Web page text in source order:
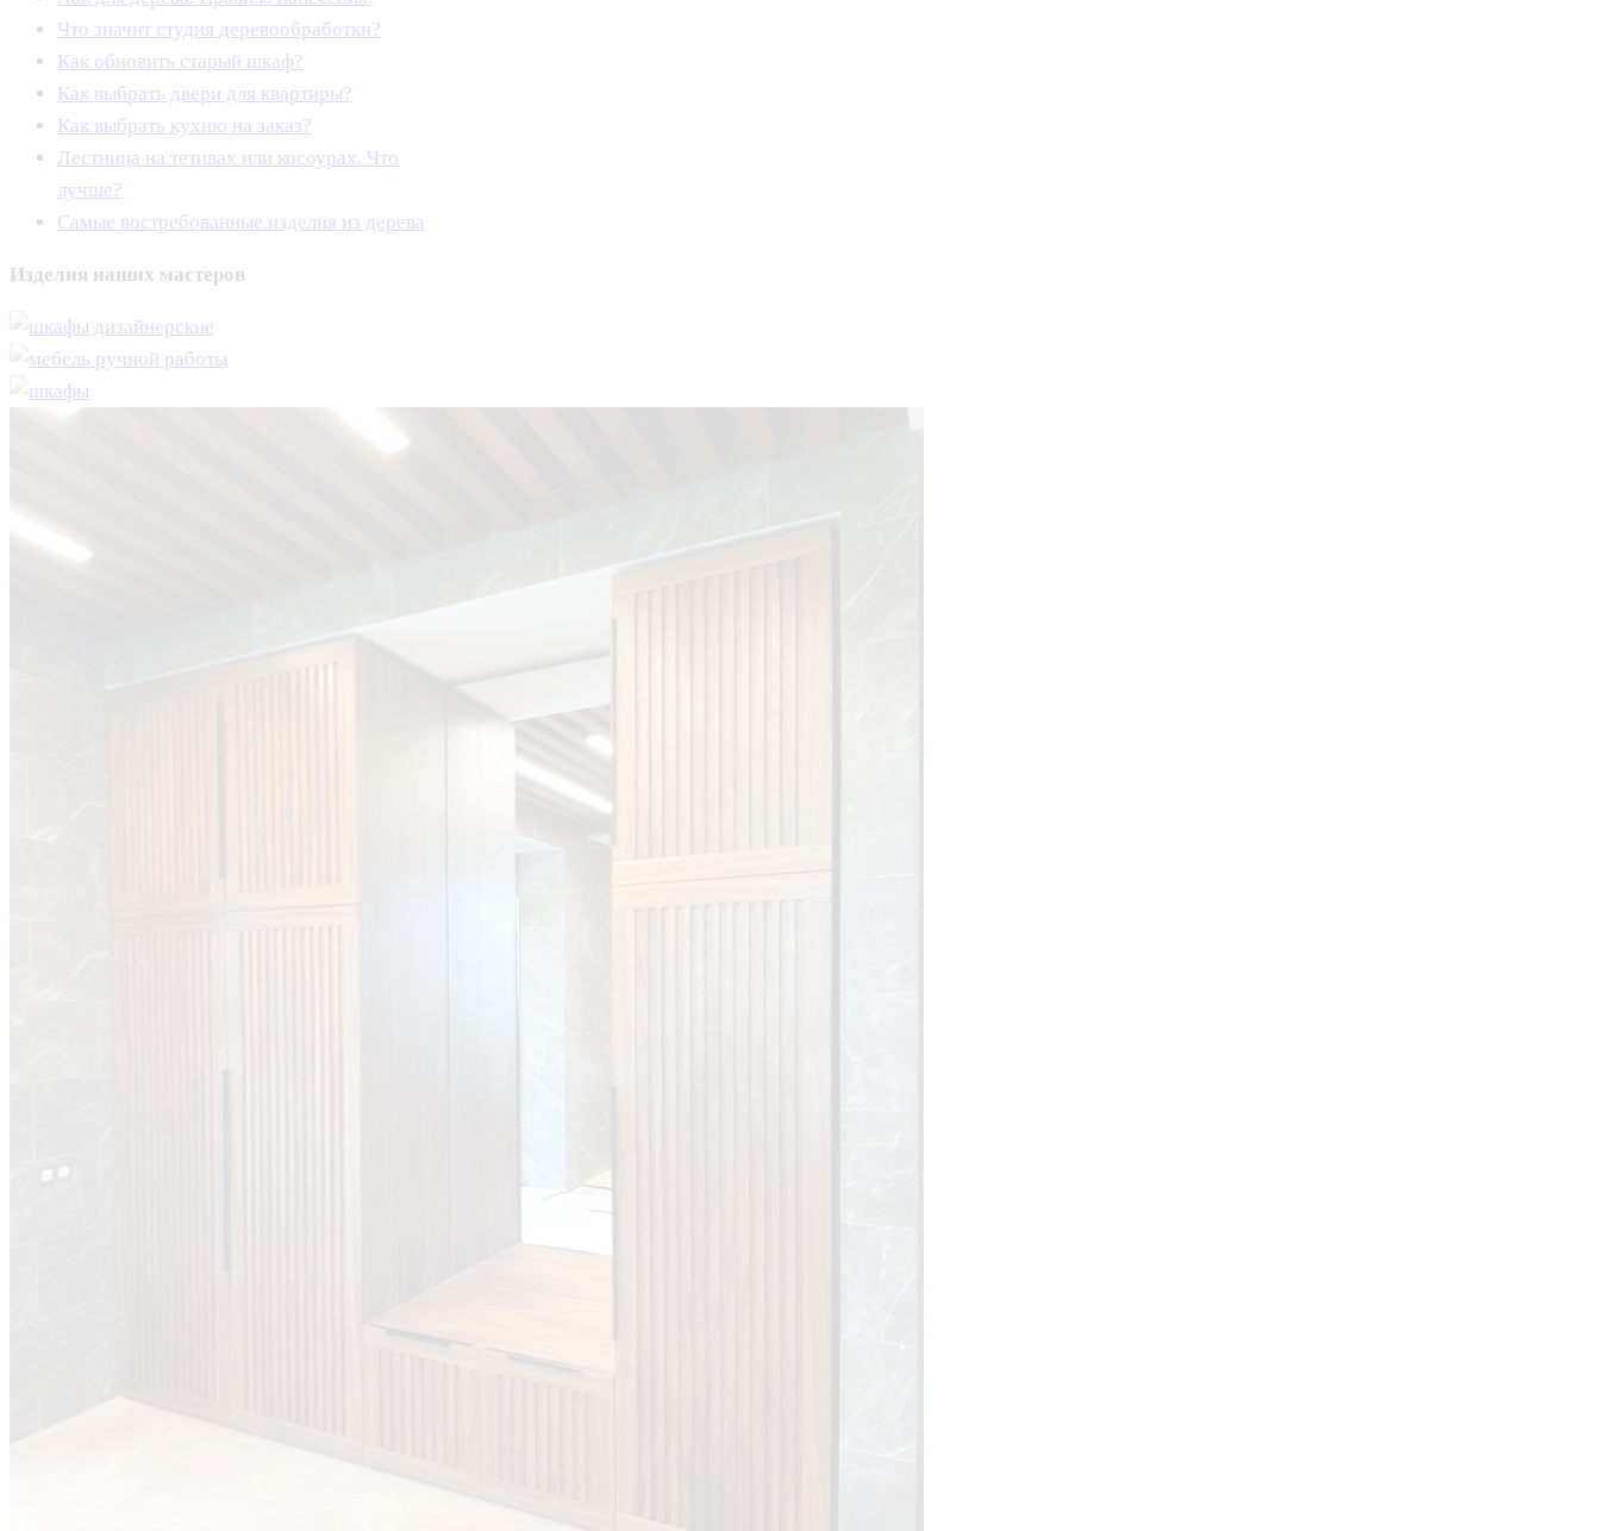
Что значит студия деревообработки?
Как обновить старый шкаф?
Как выбрать двери для квартиры?
Как выбрать кухню на заказ?
Лестница на тетивах или косоурах. Что
лучше?
Самые востребованные изделия из дерева
Изделия наших мастеров